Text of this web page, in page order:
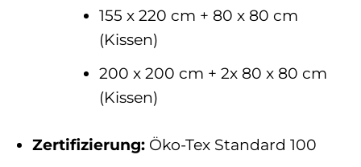
155 x 220 cm + 80 x 80 cm
(Kissen)
200 x 200 cm + 2x 80 x 80 cm
(Kissen)
Zertifizierung: Öko-Tex Standard 100